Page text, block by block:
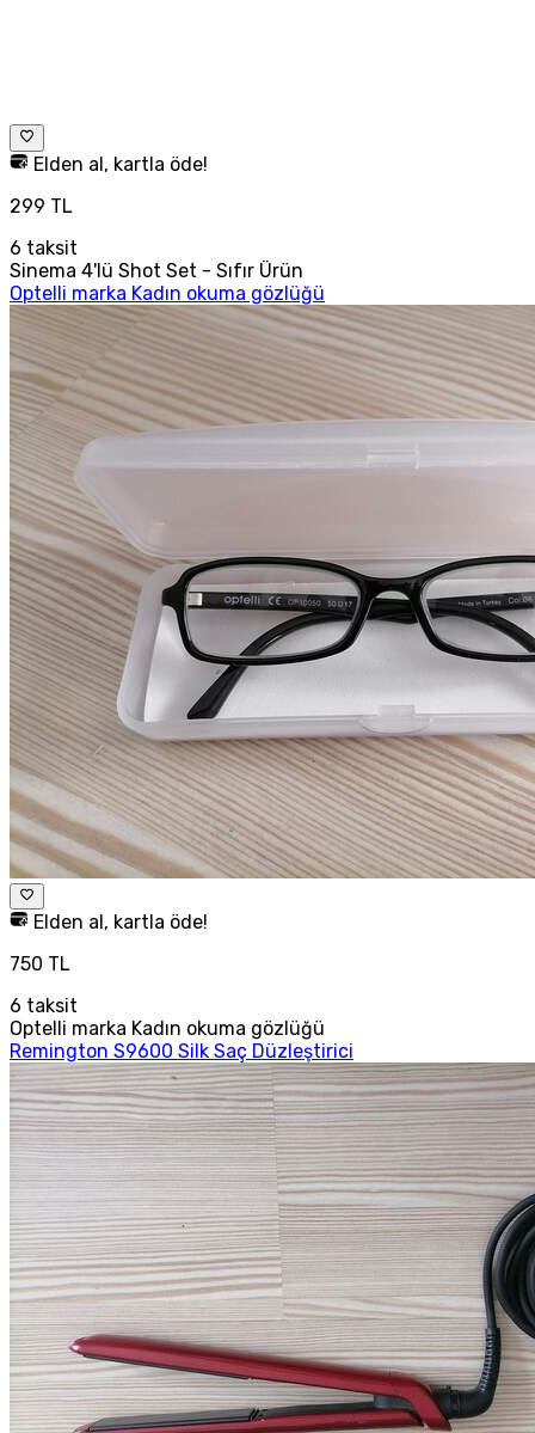
Elden al, kartla öde!
299 TL
6 taksit
Sinema 4'lü Shot Set - Sıfır Ürün
Optelli marka Kadın okuma gözlüğü
Elden al, kartla öde!
750 TL
6 taksit
Optelli marka Kadın okuma gözlüğü
Remington S9600 Silk Saç Düzleştirici